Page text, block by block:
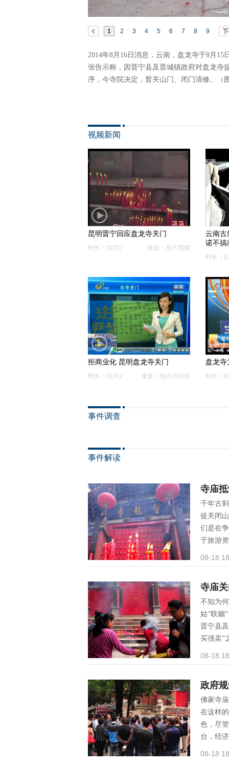
1 2 3 4 5 6 7 8 9
2014年8月16日消息，云南，盘龙寺于8月
张告示称，因晋宁县及晋城镇政府对盘龙寺
序，今寺院决定，暂关山门、闭门清修。（
视频新闻
昆明晋宁回应盘龙寺关门
时长：01'01'' 来源：东方宽频
云南古
诺不搞
时长：
拒商业化 昆明盘龙寺关门
时长：01'43'' 来源：地方台综合
盘龙寺
时长：
事件调查
事件解读
寺庙
千年古
徒关闭
们是在
于旅游
08-18
寺庙
不知为
姑“联姻
晋宁县
买强卖”
08-18
政府
佛家寺
在这样
色，尽
台，经
08-18